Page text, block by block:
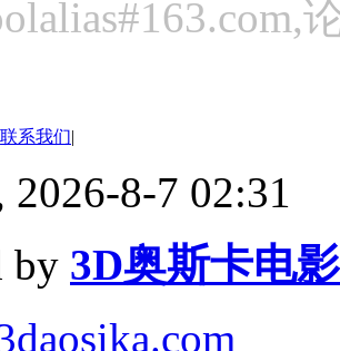
联系我们|
8-7 02:31
by 3D奥斯卡电